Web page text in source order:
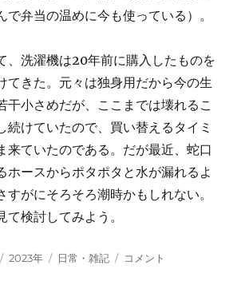
で弁当の温めに今も使っている）。
、洗濯機は20年前に購入したものを
てきた。元々は独身用だから今の生
干小さめだが、ここまでは壊れるこ
続けていたので、買い替えるタイミ
来ていたのである。だが最近、蛇口
ホースからポタポタと水が漏れるよ
すがにそろそろ潮時かもしれない。
て検討してみよう。
カ
2023年
タ
日常・雑記
20
コメント